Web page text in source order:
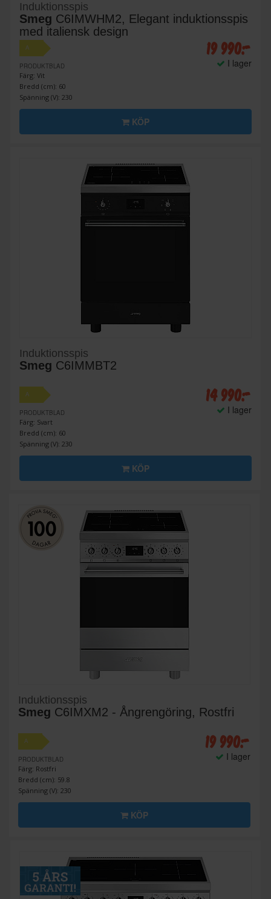
Induktionsspis
Smeg C6IMWHM2, Elegant induktionsspis
med italiensk design
A
PRODUKTBLAD
Färg: Vit
Bredd (cm): 60
Spänning (V): 230
19 990:-
I lager
KÖP
Induktionsspis
Smeg C6IMMBT2
A
PRODUKTBLAD
Färg: Svart
Bredd (cm): 60
Spänning (V): 230
14 990:-
I lager
KÖP
Induktionsspis
Smeg C6IMXM2 - Ångrengöring, Rostfri
A
PRODUKTBLAD
Färg: Rostfri
Bredd (cm): 59.8
Spänning (V): 230
19 990:-
I lager
KÖP